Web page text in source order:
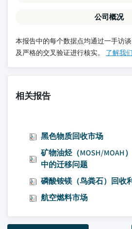
公司概况
本报告中的每个数据点均通过一手访
及严格的交叉验证进行核实。 了解我
相关报告
黑色物质回收市场
矿物油烃（MOSH/MOAH
中的迁移问题
磷酸铵镁（鸟粪石）回收
航空燃料市场